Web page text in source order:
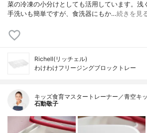
菜の冷凍の小分けとしても活用しています。浅
手洗いも簡単ですが、食洗器にもか…続きを見
Richell(リッチェル)
わけわけフリージングブロックトレー
キッズ食育マスタートレーナー／青空キ
石動敬子